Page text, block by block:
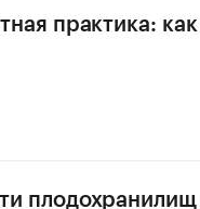
практика:
плодохранилищ